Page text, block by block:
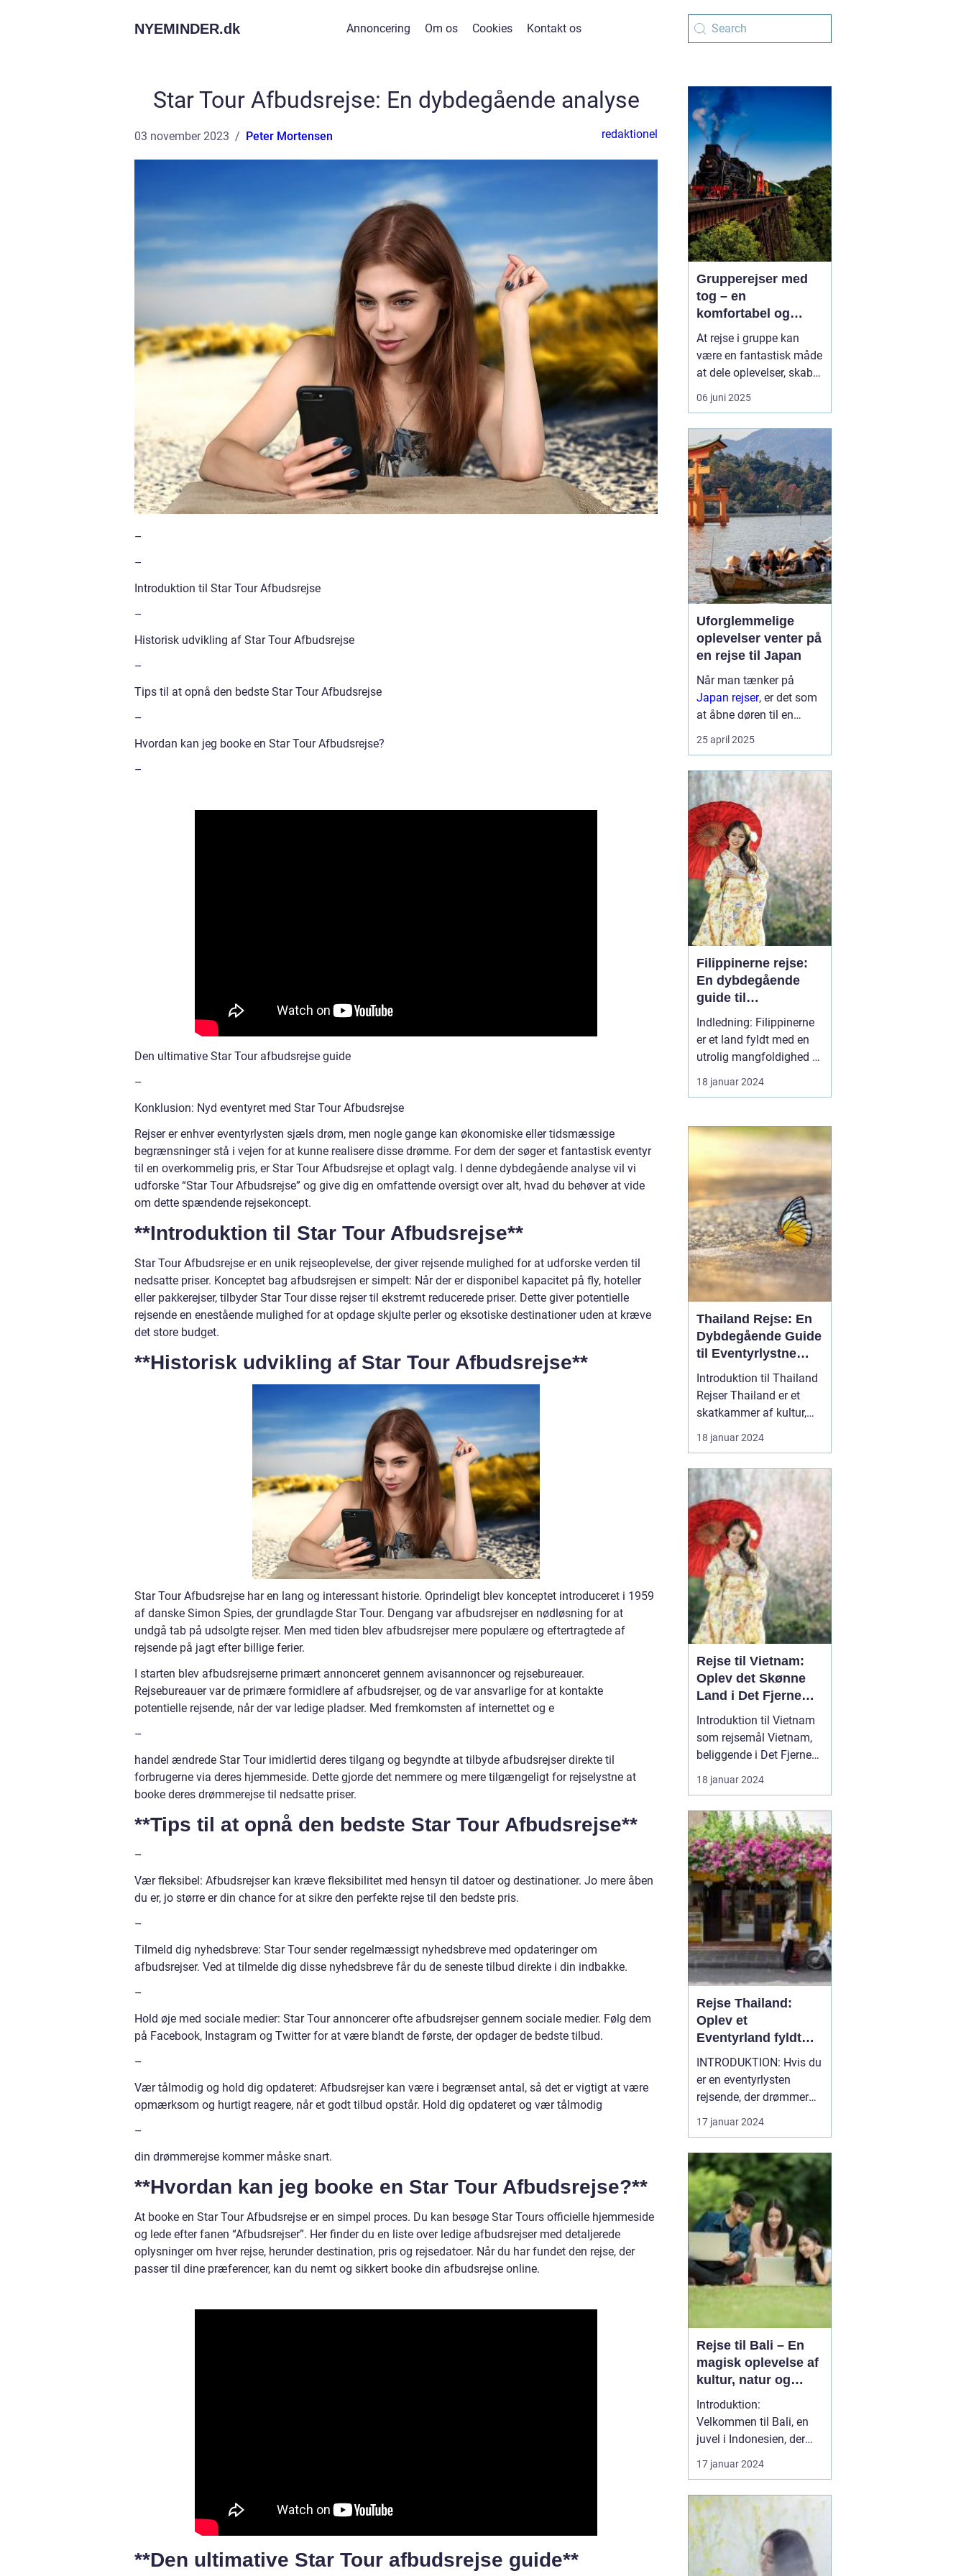
NYEMINDER.dk Annoncering Om os Cookies Kontakt os
Star Tour Afbudsrejse: En dybdegående analyse
03 november 2023 Peter Mortensen redaktionel
–
–
Introduktion til Star Tour Afbudsrejse
–
Historisk udvikling af Star Tour Afbudsrejse
–
Tips til at opnå den bedste Star Tour Afbudsrejse
–
Hvordan kan jeg booke en Star Tour Afbudsrejse?
–
Den ultimative Star Tour afbudsrejse guide
–
Konklusion: Nyd eventyret med Star Tour Afbudsrejse
Rejser er enhver eventyrlysten sjæls drøm, men nogle gange kan økonomiske eller tidsmæssige
begrænsninger stå i vejen for at kunne realisere disse drømme. For dem der søger et fantastisk eventyr
til en overkommelig pris, er Star Tour Afbudsrejse et oplagt valg. I denne dybdegående analyse vil vi
udforske “Star Tour Afbudsrejse” og give dig en omfattende oversigt over alt, hvad du behøver at vide
om dette spændende rejsekoncept.
**Introduktion til Star Tour Afbudsrejse**
Star Tour Afbudsrejse er en unik rejseoplevelse, der giver rejsende mulighed for at udforske verden til
nedsatte priser. Konceptet bag afbudsrejsen er simpelt: Når der er disponibel kapacitet på fly, hoteller
eller pakkerejser, tilbyder Star Tour disse rejser til ekstremt reducerede priser. Dette giver potentielle
rejsende en enestående mulighed for at opdage skjulte perler og eksotiske destinationer uden at kræve
det store budget.
**Historisk udvikling af Star Tour Afbudsrejse**
Star Tour Afbudsrejse har en lang og interessant historie. Oprindeligt blev konceptet introduceret i 1959
af danske Simon Spies, der grundlagde Star Tour. Dengang var afbudsrejser en nødløsning for at
undgå tab på udsolgte rejser. Men med tiden blev afbudsrejser mere populære og eftertragtede af
rejsende på jagt efter billige ferier.
I starten blev afbudsrejserne primært annonceret gennem avisannoncer og rejsebureauer.
Rejsebureauer var de primære formidlere af afbudsrejser, og de var ansvarlige for at kontakte
potentielle rejsende, når der var ledige pladser. Med fremkomsten af internettet og e
–
handel ændrede Star Tour imidlertid deres tilgang og begyndte at tilbyde afbudsrejser direkte til
forbrugerne via deres hjemmeside. Dette gjorde det nemmere og mere tilgængeligt for rejselystne at
booke deres drømmerejse til nedsatte priser.
**Tips til at opnå den bedste Star Tour Afbudsrejse**
–
Vær fleksibel: Afbudsrejser kan kræve fleksibilitet med hensyn til datoer og destinationer. Jo mere åben
du er, jo større er din chance for at sikre den perfekte rejse til den bedste pris.
–
Tilmeld dig nyhedsbreve: Star Tour sender regelmæssigt nyhedsbreve med opdateringer om
afbudsrejser. Ved at tilmelde dig disse nyhedsbreve får du de seneste tilbud direkte i din indbakke.
–
Hold øje med sociale medier: Star Tour annoncerer ofte afbudsrejser gennem sociale medier. Følg dem
på Facebook, Instagram og Twitter for at være blandt de første, der opdager de bedste tilbud.
–
Vær tålmodig og hold dig opdateret: Afbudsrejser kan være i begrænset antal, så det er vigtigt at være
opmærksom og hurtigt reagere, når et godt tilbud opstår. Hold dig opdateret og vær tålmodig
–
din drømmerejse kommer måske snart.
**Hvordan kan jeg booke en Star Tour Afbudsrejse?**
At booke en Star Tour Afbudsrejse er en simpel proces. Du kan besøge Star Tours officielle hjemmeside
og lede efter fanen “Afbudsrejser”. Her finder du en liste over ledige afbudsrejser med detaljerede
oplysninger om hver rejse, herunder destination, pris og rejsedatoer. Når du har fundet den rejse, der
passer til dine præferencer, kan du nemt og sikkert booke din afbudsrejse online.
**Den ultimative Star Tour afbudsrejse guide**
Grupperejser med
tog – en
komfortabel og
social måde at
opleve Europa på
At rejse i gruppe kan
være en fantastisk måde
at dele oplevelser, skabe
minder og styrke
relationer – hvad enten
venner, kolleger eller
foreninger. I stedet for at
vælge bus eller fly som
transportmiddel, v...
06 juni 2025
Uforglemmelige
oplevelser venter på
en rejse til Japan
Når man tænker på
Japan rejser, er det som
at åbne døren til en
verden af kontraster og
fortryllende oplevelser.
25 april 2025
Filippinerne rejse:
En dybdegående
guide til
eventyrlystne
rejsende
Indledning: Filippinerne
er et land fyldt med en
utrolig mangfoldighed af
naturskønhed og kulturel
rigdom. Fra de smukke
imponerende bjerge og
skovområder, er
Filippinerne et rejsemål,
der kan tilbyde noget for
enhver event...
18 januar 2024
Thailand Rejse: En
Dybdegående Guide
til Eventyrlystne
Rejsende
Introduktion til Thailand
Rejser Thailand er et
skatkammer af kultur,
smukke strande,
historiske monumenter
land i Sydøstasien har i
årtier tiltrukket rejsende
fra hele verden, og det er
ikke svært at forstå
hvorfor. En rej...
18 januar 2024
Rejse til Vietnam:
Oplev det Skønne
Land i Det Fjerne
Østen
Introduktion til Vietnam
som rejsemål Vietnam,
beliggende i Det Fjerne
Østen, er et land med en
rig kultur, smukke
fascinerende historie.
Det er blevet et populært
rejsemål for
eventyrlystne rejsende,
der ønsker at opleve en
unik bl...
18 januar 2024
Rejse Thailand:
Oplev et
Eventyrland fyldt
med Historie og
Skønhed
INTRODUKTION: Hvis du
er en eventyrlysten
rejsende, der drømmer
om at opleve smukke
strande, rig kultur,
en fascinerende historie,
så er en rejse til Thailand
et absolut must. Dette
sydøstasiatiske land, der
ligger mellem Indien...
17 januar 2024
Rejse til Bali – En
magisk oplevelse af
kultur, natur og
eventyr
Introduktion:
Velkommen til Bali, en
juvel i Indonesien, der
byder på en unik
rejseoplevelse fyldt med
spektakulær natur og
uforglemmelige eventyr.
Uanset om du er en
erfaren rejsende eller
17 januar 2024